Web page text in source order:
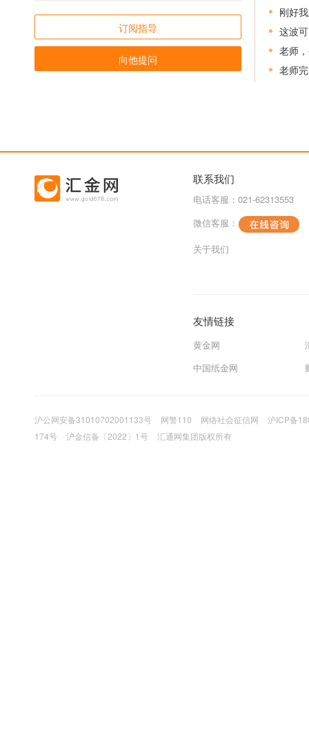
订阅指导
向他提问
刚好
这波
老师
老师
联系我们
电话客服：021-62313553
微信客服：
关于我们
友情链接
黄金网
中国纸金网
沪公网安备31010702001133号 网警110 网络社会征信网
沪ICP备
174号
沪金信备〔2022〕1号 汇通网集团版权所有